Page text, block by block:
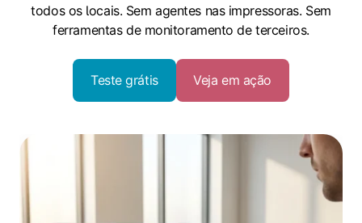
todos os locais. Sem agentes nas impressoras. Sem
ferramentas de monitoramento de terceiros.
Teste grátis Veja em ação